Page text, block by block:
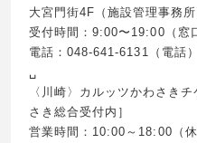
大宮門街4F（施設管理事務所
受付時間：9:00〜19:00（窓
電話：048-641-6131（電話）
␣
〈川崎〉カルッツかわさき
さき総合受付内］
営業時間：10:00～18:00（休